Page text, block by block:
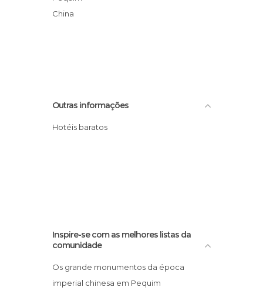
China
Outras informações
Hotéis baratos
Inspire-se com as melhores listas da
comunidade
Os grande monumentos da época
imperial chinesa em Pequim